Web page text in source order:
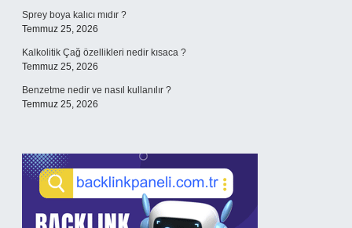
Sprey boya kalıcı mıdır ?
Temmuz 25, 2026
Kalkolitik Çağ özellikleri nedir kısaca ?
Temmuz 25, 2026
Benzetme nedir ve nasıl kullanılır ?
Temmuz 25, 2026